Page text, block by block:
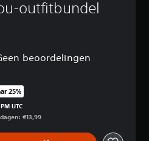
outfitbundel
beoordelingen
van de oorspronkelijke prijs
25%
UTC
€13,99